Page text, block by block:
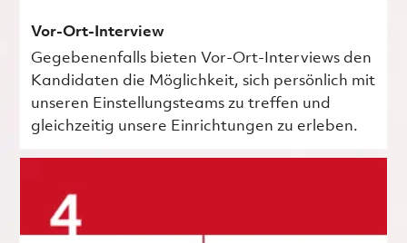
Vor-Ort-Interview
Gegebenenfalls bieten Vor-Ort-Interviews den
Kandidaten die Möglichkeit, sich persönlich mit
unseren Einstellungsteams zu treffen und
gleichzeitig unsere Einrichtungen zu erleben.